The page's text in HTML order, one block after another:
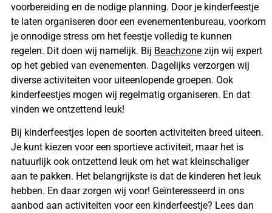
voorbereiding en de nodige planning. Door je kinderfeestje
te laten organiseren door een evenementenbureau, voorkom
je onnodige stress om het feestje volledig te kunnen
regelen. Dit doen wij namelijk. Bij Beachzonezijn wij expert
op het gebied van evenementen. Dagelijks verzorgen wij
diverse activiteiten voor uiteenlopende groepen. Ook
kinderfeestjes mogen wij regelmatig organiseren. En dat
vinden we ontzettend leuk!
Bij kinderfeestjes lopen de soorten activiteiten breed uiteen.
Je kunt kiezen voor een sportieve activiteit, maar het is
natuurlijk ook ontzettend leuk om het wat kleinschaliger
aan te pakken. Het belangrijkste is dat de kinderen het leuk
hebben. En daar zorgen wij voor! Geïnteresseerd in ons
aanbod aan activiteiten voor een kinderfeestje? Lees dan